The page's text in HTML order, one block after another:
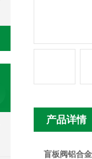
产品详情
盲板阀铝合